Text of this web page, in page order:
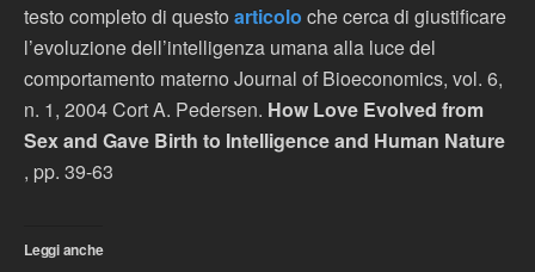
testo completo di questo articolo che cerca di giustificare
l’evoluzione dell’intelligenza umana alla luce del
comportamento materno Journal of Bioeconomics, vol. 6,
n. 1, 2004 Cort A. Pedersen. How Love Evolved from
Sex and Gave Birth to Intelligence and Human Nature
, pp. 39-63
Leggi anche